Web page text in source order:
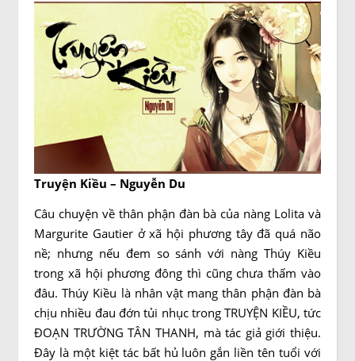
Truyện Kiều – Nguyễn Du
Câu chuyện về thân phận đàn bà của nàng Lolita và
Margurite Gautier ở xã hội phương tây đã quá não
nề; nhưng nếu đem so sánh với nàng Thúy Kiều
trong xã hội phương đông thì cũng chưa thấm vào
đâu. Thúy Kiều là nhân vật mang thân phận đàn bà
chịu nhiều đau đớn tủi nhục trong TRUYỆN KIỀU, tức
ĐOẠN TRƯỜNG TÂN THANH, mà tác giả giới thiệu.
Đây là một kiệt tác bất hủ luôn gắn liền tên tuổi với